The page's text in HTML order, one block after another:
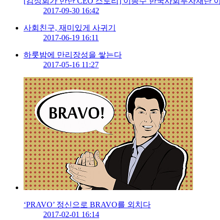
2017-09-30 16:42
사회친구, 재미있게 사귀기
2017-06-19 16:11
하룻밤에 만리장성을 쌓는다
2017-05-16 11:27
‘PRAVO’ 정신으로 BRAVO를 외치다
2017-02-01 16:14